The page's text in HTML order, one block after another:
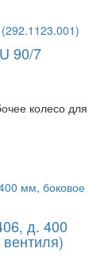
90/7
колесо для
д. 400